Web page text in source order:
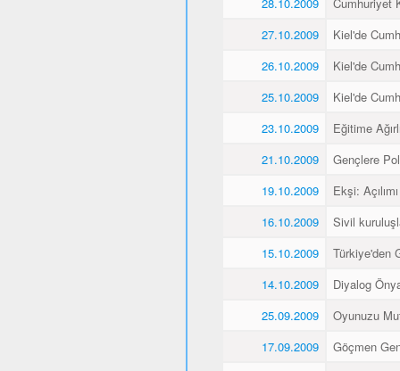
27.10.2009
Kiel'de
26.10.2009
Kiel'de
25.10.2009
Kiel'de
23.10.2009
Eğitime
21.10.2009
Gençlere
19.10.2009
Ekşi:
16.10.2009
Sivil
15.10.2009
Türkiye'den
14.10.2009
Diyalog
25.09.2009
Oyunuzu
17.09.2009
Göçmen